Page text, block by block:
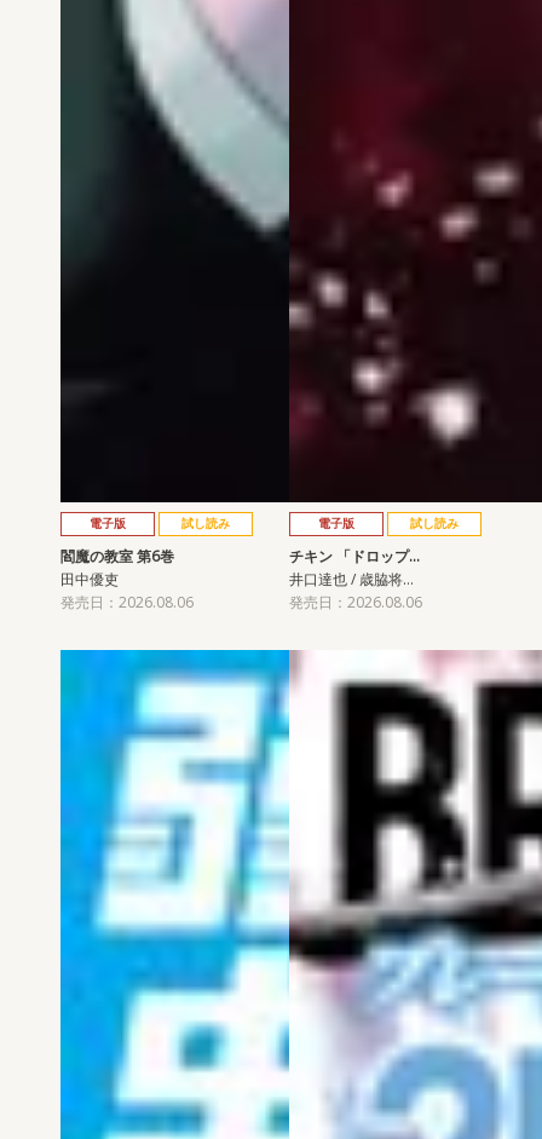
電子版 試し読み
閻魔の教室 第6巻
田中優吏
発売日：2026.08.06
電子版 試し読み
チキン 「ドロップ…
井口達也 / 歳脇将…
発売日：2026.08.06